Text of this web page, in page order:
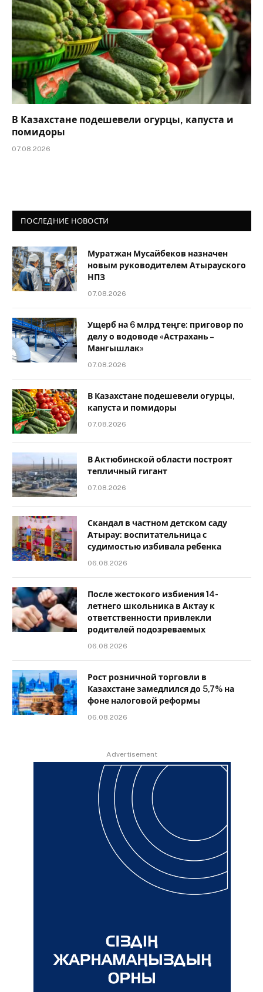
В Казахстане подешевели огурцы, капуста и
помидоры
07.08.2026
ПОСЛЕДНИЕ НОВОСТИ
Муратжан Мусайбеков назначен
новым руководителем Атырауского
НПЗ
07.08.2026
Ущерб на 6 млрд теңге: приговор по
делу о водоводе «Астрахань –
Мангышлак»
07.08.2026
В Казахстане подешевели огурцы,
капуста и помидоры
07.08.2026
В Актюбинской области построят
тепличный гигант
07.08.2026
Скандал в частном детском саду
Атырау: воспитательница с
судимостью избивала ребенка
06.08.2026
После жестокого избиения 14-
летнего школьника в Актау к
ответственности привлекли
родителей подозреваемых
06.08.2026
Рост розничной торговли в
Казахстане замедлился до 5,7% на
фоне налоговой реформы
06.08.2026
Advertisement